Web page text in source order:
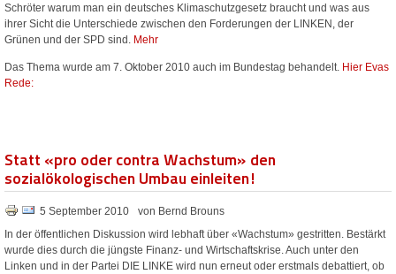
Schröter warum man ein deutsches Klimaschutzgesetz braucht und was aus
ihrer Sicht die Unterschiede zwischen den Forderungen der LINKEN, der
Grünen und der SPD sind. Mehr
Das Thema wurde am 7. Oktober 2010 auch im Bundestag behandelt. Hier Evas
Rede:
Statt «pro oder contra Wachstum» den
sozialökologischen Umbau einleiten!
5 September 2010
von Bernd Brouns
In der öffentlichen Diskussion wird lebhaft über «Wachstum» gestritten. Bestärkt
wurde dies durch die jüngste Finanz- und Wirtschaftskrise. Auch unter den
Linken und in der Partei DIE LINKE wird nun erneut oder erstmals debattiert, ob